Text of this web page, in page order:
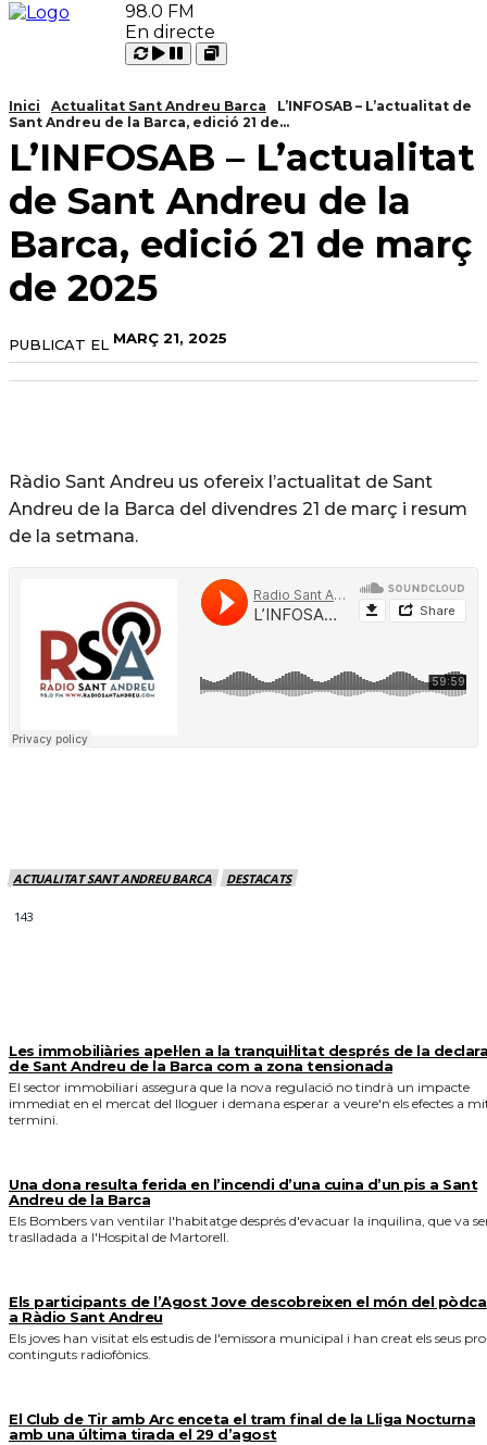
98.0 FM
En directe
Carregant
Reproduir
Pausar
Open
Inici Actualitat Sant Andreu Barca
L’INFOSAB – L’actualitat de
Sant Andreu de la Barca, edició 21 de...
L’INFOSAB – L’actualitat
de Sant Andreu de la
Barca, edició 21 de març
de 2025
PUBLICAT EL MARÇ 21, 2025
Ràdio Sant Andreu us ofereix l’actualitat de Sant
Andreu de la Barca del divendres 21 de març i resum
de la setmana.
ACTUALITAT SANT ANDREU BARCA DESTACATS
143
Les immobiliàries apel·len a la tranquil·litat després de la
de Sant Andreu de la Barca com a zona tensionada
El sector immobiliari assegura que la nova regulació no tindrà un impacte
immediat en el mercat del lloguer i demana esperar a veure'n els efectes a
termini.
Una dona resulta ferida en l’incendi d’una cuina d’un pis a Sant
Andreu de la Barca
Els Bombers van ventilar l'habitatge després d'evacuar la inquilina, que va
traslladada a l'Hospital de Martorell.
Els participants de l’Agost Jove descobreixen el món del
a Ràdio Sant Andreu
Els joves han visitat els estudis de l'emissora municipal i han creat els seus
continguts radiofònics.
El Club de Tir amb Arc enceta el tram final de la Lliga Nocturna
amb una última tirada el 29 d’agost